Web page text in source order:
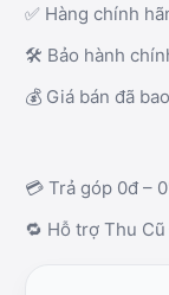
✅ Hàng chính
🛠️ Bảo hành
💰 Giá bán đã
💳 Trả góp 0đ –
🔁 Hỗ trợ Thu